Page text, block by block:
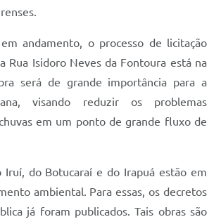
andamento, o processo de licitação
Rua Isidoro Neves da Fontoura está na
será de grande importância para a
visando reduzir os problemas
em um ponto de grande fluxo de
Iruí, do Botucaraí e do Irapuá estão em
ambiental. Para essas, os decretos
já foram publicados. Tais obras são